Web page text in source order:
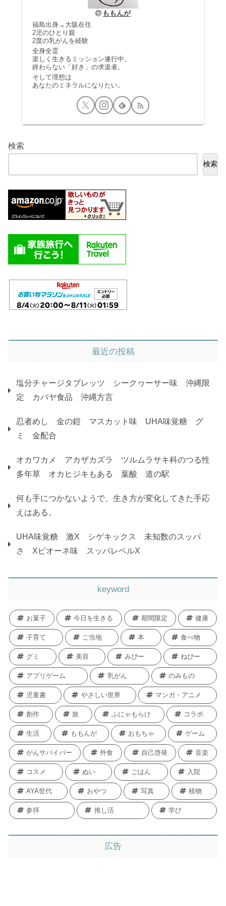
ももんが
福島出身→大阪在住
2児のひとり親
2度の乳がんを経験
全身全霊
楽しく生きるミッション遂行中。
終わらない「好き」の求道者。
そして理想は
あなたのミネラルになりたい。
検索
検索
最近の投稿
塩分チャージタブレッツ シークヮーサー味 沖縄限
定 カバヤ食品 沖縄方言
忍者めし 金の鎧 マスカット味 UHA味覚糖 グ
ミ 金配合
オカワカメ アカザカズラ ツルムラサキ科のつる性
多年草 オカヒジキもある 葉酸 道の駅
何も手につかないようで、生き方が変化してきた手応
えはある。
UHA味覚糖 激X シゲキックス 未知数のスッパ
さ Xピオーネ味 スッパレベルX
keyword
お菓子 今日を生きる 期間限定 健康
子育て ご当地 本 食べ物
グミ 美容 みぴー ねぴー
アプリゲーム 乳がん のみもの
児童書 やさしい世界 マンガ・アニメ
創作 旅 ふにゃもらけ コラボ
生活 ももんが おもちゃ ゲーム
がんサバイバー 外食 自己啓発 音楽
コスメ ぬい ごはん 入院
AYA世代 おやつ 写真 植物
参拝 推し活 学び
広告